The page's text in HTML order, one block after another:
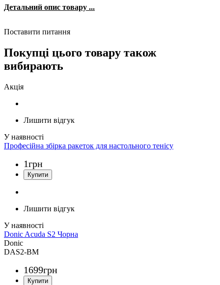
Детальний опис товару ...
Поставити питання
Покупці цього товару також
вибирають
Акція
Лишити відгук
Професійна збірка ракеток для настольного тенісу
1грн
Лишити відгук
Donic Acuda S2 Чорна
Donic
DAS2-BM
1699грн